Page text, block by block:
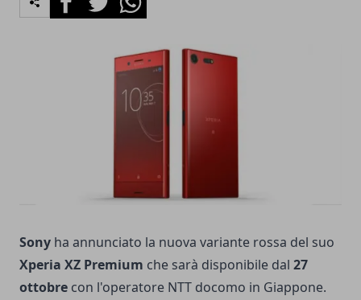
Sony ha annunciato la nuova variante rossa del suo
Xperia XZ Premium che sarà disponibile dal 27
ottobre con l'operatore NTT docomo in Giappone.